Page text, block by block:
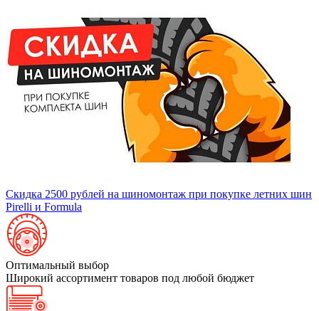
Скидка 2500 рублей на шиномонтаж при покупке летних шин
Pirelli и Formula
Оптимальный выбор
Широкий ассортимент товаров под любой бюджет